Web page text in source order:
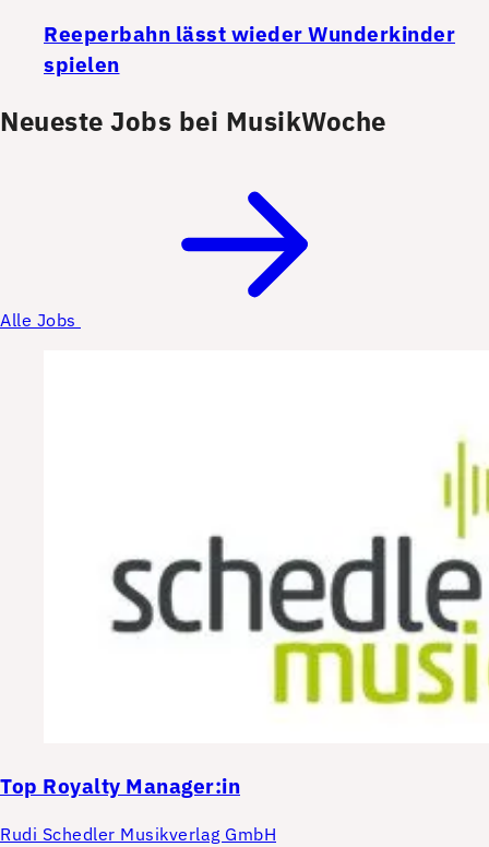
Reeperbahn lässt wieder Wunderkinder
spielen
Neueste Jobs bei MusikWoche
Alle Jobs
Top Royalty Manager:in
Rudi Schedler Musikverlag GmbH